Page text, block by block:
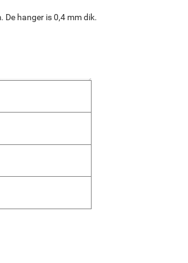
De hanger is 0,4 mm dik.